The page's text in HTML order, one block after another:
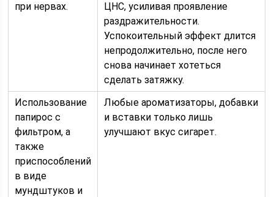
при нервах.
ЦНС, усиливая проявление
раздражительности.
Успокоительный эффект длится
непродолжительно, после него
снова начинает хотеться
сделать затяжку.
Использование
папирос с
фильтром, а
также
приспособлений
в виде
мундштуков и
Любые ароматизаторы, добавки
и вставки только лишь
улучшают вкус сигарет.